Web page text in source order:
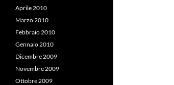
Aprile 2010
Marzo 2010
Febbraio 2010
Gennaio 2010
Dicembre 2009
Novembre 2009
Ottobre 2009